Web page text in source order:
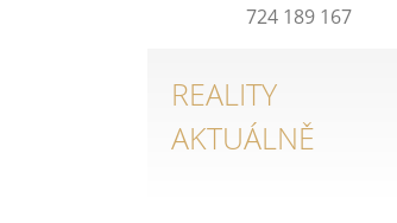
724 189 167
REALITY
AKTUÁLNĚ